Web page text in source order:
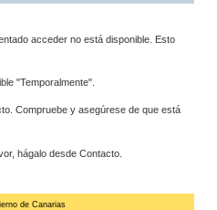
acceder no está disponible. Esto
"Temporalmente".
Compruebe y asegúrese de que está
hágalo desde Contacto.
de Canarias